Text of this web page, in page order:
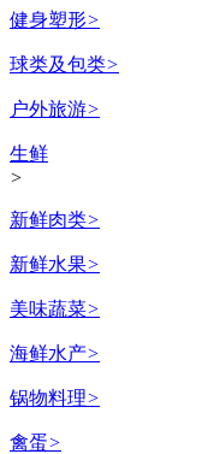
健身塑形>
球类及包类>
户外旅游>
生鲜
>
新鲜肉类>
新鲜水果>
美味蔬菜>
海鲜水产>
锅物料理>
禽蛋>